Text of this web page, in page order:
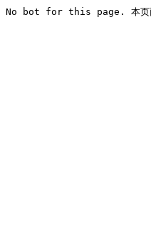
No bot for this page. 本页面不